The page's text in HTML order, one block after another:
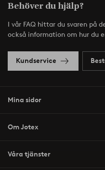
Behöver du hjälp?
I vår FAQ hittar du svaren på
också information om hur du
Kundservice
Mina sidor
Om Jotex
Våra tjänster